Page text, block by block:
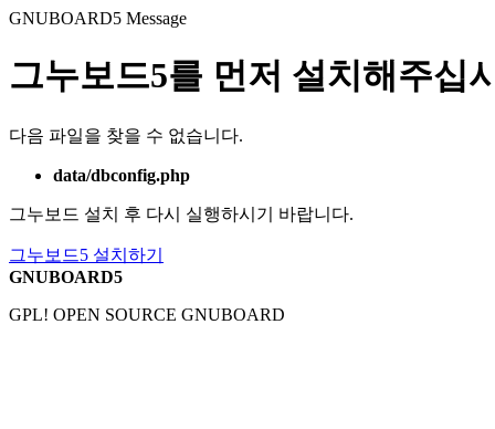
GNUBOARD5 Message
그누보드5를 먼저 설치해주십
다음 파일을 찾을 수 없습니다.
data/dbconfig.php
그누보드 설치 후 다시 실행하시기 바랍니다.
그누보드5 설치하기
GNUBOARD5
GPL! OPEN SOURCE GNUBOARD